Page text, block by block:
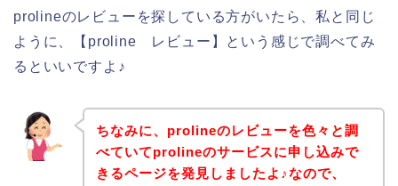
prolineのレビューを探している方がいたら、私と同じ
ように、【proline レビュー】という感じで調べてみ
るといいですよ♪
ちなみに、prolineのレビューを色々と調
べていてprolineのサービスに申し込みで
きるページを発見しましたよ♪なので、